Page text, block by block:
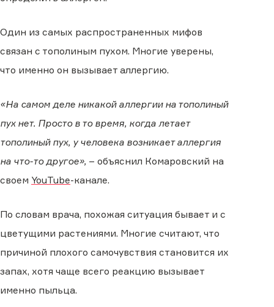
Один из самых распространенных мифов
связан с тополиным пухом. Многие уверены,
что именно он вызывает аллергию.
«На самом деле никакой аллергии на тополиный
пух нет. Просто в то время, когда летает
тополиный пух, у человека возникает аллергия
на что-то другое», – объяснил Комаровский на
своем YouTube-канале.
По словам врача, похожая ситуация бывает и с
цветущими растениями. Многие считают, что
причиной плохого самочувствия становится их
запах, хотя чаще всего реакцию вызывает
именно пыльца.